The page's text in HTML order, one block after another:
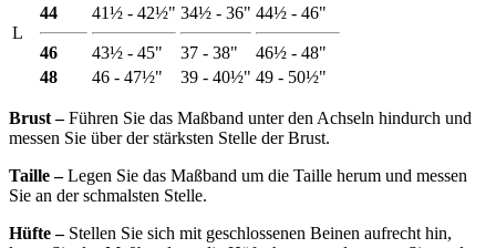
L
44
46
41½ - 42½"
43½ - 45"
34½ - 36"
37 - 38"
44½ - 46"
46½ - 48"
48
46 - 47½" 39 - 40½" 49 - 50½"
Brust ‒Führen Sie das Maßband unter den Achseln hindurch und
messen Sie über der stärksten Stelle der Brust.
Taille ‒Legen Sie das Maßband um die Taille herum und messen
Sie an der schmalsten Stelle.
Hüfte ‒Stellen Sie sich mit geschlossenen Beinen aufrecht hin,